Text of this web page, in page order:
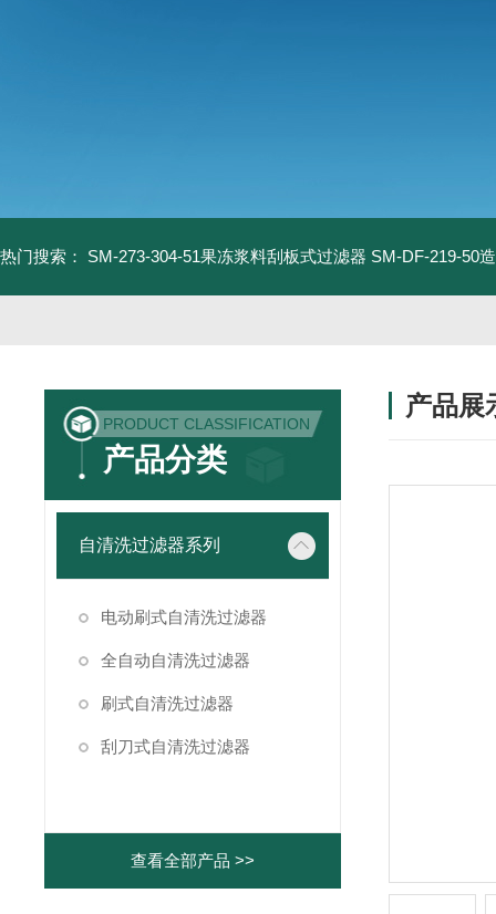
热门搜索： SM-273-304-51果冻浆料刮板式过滤器 SM-DF-219-50
PRODUCT CLASSIFICATION
产品分类
自清洗过滤器系列
电动刷式自清洗过滤器
全自动自清洗过滤器
刷式自清洗过滤器
刮刀式自清洗过滤器
查看全部产品 >>
产品展